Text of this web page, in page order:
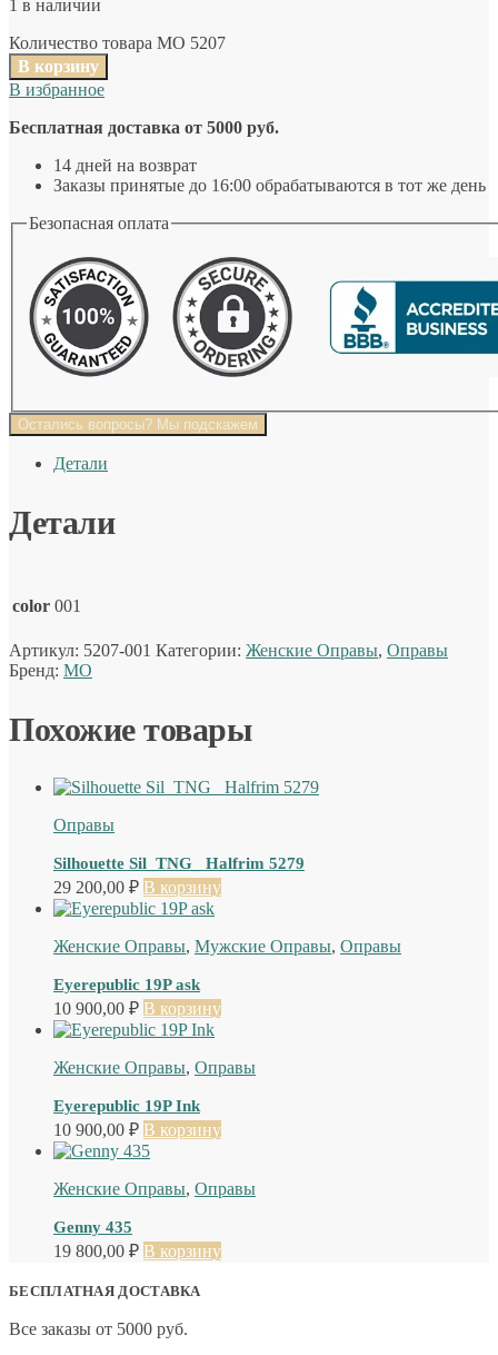
1 в наличии
Количество товара MO 5207
В корзину
В избранное
Бесплатная доставка от 5000 руб.
14 дней на возврат
Заказы принятые до 16:00 обрабатываются в тот же день
Безопасная оплата
Остались вопросы? Мы подскажем
Детали
Детали
color 001
Артикул: 5207-001 Категории: Женские Оправы, Оправы
Бренд: MO
Похожие товары
Оправы
Silhouette Sil_TNG_ Halfrim 5279
29 200,00 ₽ В корзину
Женские Оправы, Мужские Оправы, Оправы
Eyerepublic 19P ask
10 900,00 ₽ В корзину
Женские Оправы, Оправы
Eyerepublic 19P Ink
10 900,00 ₽ В корзину
Женские Оправы, Оправы
Genny 435
19 800,00 ₽ В корзину
БЕСПЛАТНАЯ ДОСТАВКА
Все заказы от 5000 руб.